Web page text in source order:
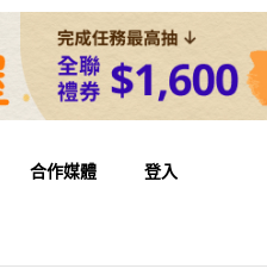
合作媒體 登入